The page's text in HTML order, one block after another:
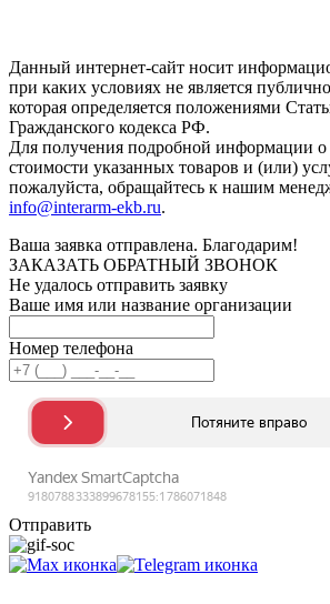
Данный интернет-сайт носит
при каких условиях не является
которая определяется положениями
Гражданского кодекса РФ.
Для получения подробной информации
стоимости указанных товаров и (или)
пожалуйста, обращайтесь к нашим
info@interarm-ekb.ru.
Ваша заявка отправлена. Благодарим!
ЗАКАЗАТЬ ОБРАТНЫЙ ЗВОНОК
Не удалось отправить заявку
Ваше имя или название организации
Номер телефона
Отправить